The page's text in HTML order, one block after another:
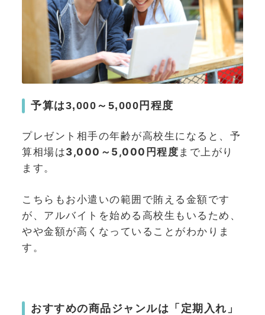
予算は3,000～5,000円程度
プレゼント相手の年齢が高校生になると、予
算相場は3,000～5,000円程度 まで上がり
ます。
こちらもお小遣いの範囲で賄える金額です
が、アルバイトを始める高校生もいるため、
やや金額が高くなっていることがわかりま
す。
おすすめの商品ジャンルは「定期入れ」